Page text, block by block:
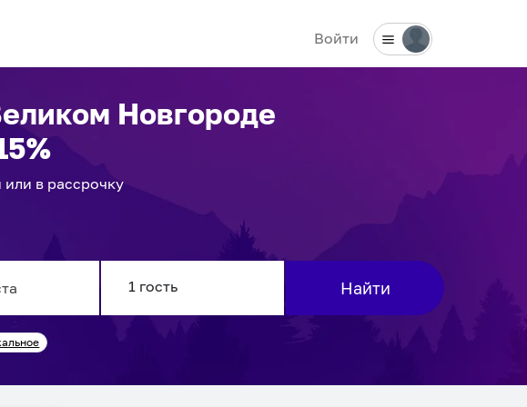
Войти
Новгороде
в рассрочку
Найти